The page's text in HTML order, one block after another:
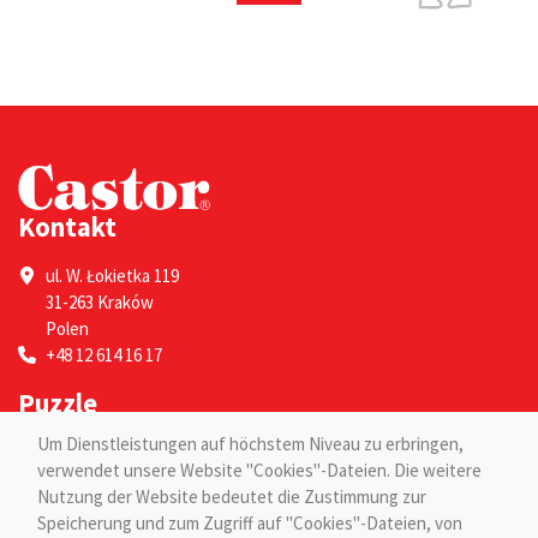
Kontakt
ul. W. Łokietka 119
31-263 Kraków
Polen
+48 12 614 16 17
Puzzle
Für Erwachsene
Für Kinder
Seiten
Um Dienstleistungen auf höchstem Niveau zu erbringen,
verwendet unsere Website "Cookies"-Dateien. Die weitere
Nutzung der Website bedeutet die Zustimmung zur
Speicherung und zum Zugriff auf "Cookies"-Dateien, von